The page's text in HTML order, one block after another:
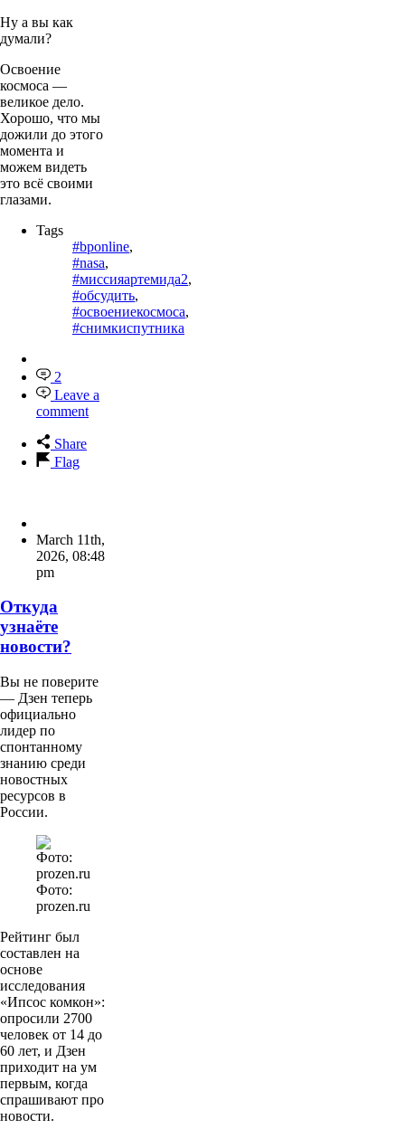
Ну а вы как
думали?
Освоение
космоса —
великое дело.
Хорошо, что мы
дожили до этого
момента и
можем видеть
это всё своими
глазами.
Tags
#bponline,
#nasa,
#миссияартемида2,
#обсудить,
#освоениекосмоса,
#снимкиспутника
2
Leave a
comment
Share
Flag
March 11th,
2026, 08:48
pm
Откуда
узнаёте
новости?
Вы не поверите
— Дзен теперь
официально
лидер по
спонтанному
знанию среди
новостных
ресурсов в
России.
Фото:
prozen.ru
Рейтинг был
составлен на
основе
исследования
«Ипсос комкон»:
опросили 2700
человек от 14 до
60 лет, и Дзен
приходит на ум
первым, когда
спрашивают про
новости.